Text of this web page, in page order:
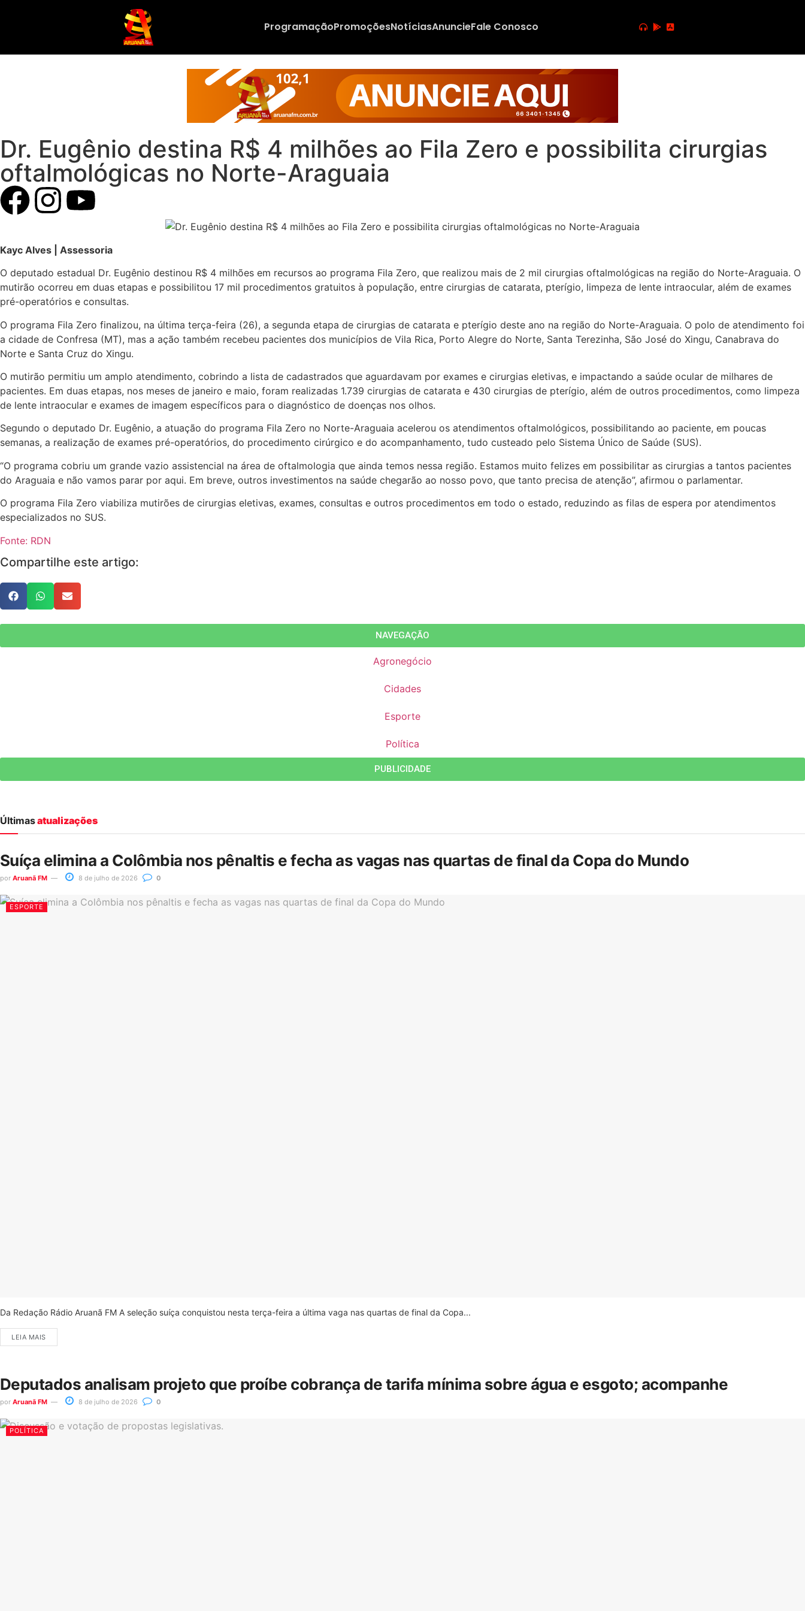
ProgramaçãoPromoçõesNotíciasAnuncieFale Conosco
Dr. Eugênio destina R$ 4 milhões ao Fila Zero e possibilita cirurgias
oftalmológicas no Norte-Araguaia
Kayc Alves | Assessoria
O deputado estadual Dr. Eugênio destinou R$ 4 milhões em recursos ao programa Fila Zero, que realizou mais de 2 mil cirurgias oftalmológicas na região do Norte-Araguaia. O
mutirão ocorreu em duas etapas e possibilitou 17 mil procedimentos gratuitos à população, entre cirurgias de catarata, pterígio, limpeza de lente intraocular, além de exames
pré-operatórios e consultas.
O programa Fila Zero finalizou, na última terça-feira (26), a segunda etapa de cirurgias de catarata e pterígio deste ano na região do Norte-Araguaia. O polo de atendimento foi
a cidade de Confresa (MT), mas a ação também recebeu pacientes dos municípios de Vila Rica, Porto Alegre do Norte, Santa Terezinha, São José do Xingu, Canabrava do
Norte e Santa Cruz do Xingu.
O mutirão permitiu um amplo atendimento, cobrindo a lista de cadastrados que aguardavam por exames e cirurgias eletivas, e impactando a saúde ocular de milhares de
pacientes. Em duas etapas, nos meses de janeiro e maio, foram realizadas 1.739 cirurgias de catarata e 430 cirurgias de pterígio, além de outros procedimentos, como limpeza
de lente intraocular e exames de imagem específicos para o diagnóstico de doenças nos olhos.
Segundo o deputado Dr. Eugênio, a atuação do programa Fila Zero no Norte-Araguaia acelerou os atendimentos oftalmológicos, possibilitando ao paciente, em poucas
semanas, a realização de exames pré-operatórios, do procedimento cirúrgico e do acompanhamento, tudo custeado pelo Sistema Único de Saúde (SUS).
“O programa cobriu um grande vazio assistencial na área de oftalmologia que ainda temos nessa região. Estamos muito felizes em possibilitar as cirurgias a tantos pacientes
do Araguaia e não vamos parar por aqui. Em breve, outros investimentos na saúde chegarão ao nosso povo, que tanto precisa de atenção”, afirmou o parlamentar.
O programa Fila Zero viabiliza mutirões de cirurgias eletivas, exames, consultas e outros procedimentos em todo o estado, reduzindo as filas de espera por atendimentos
especializados no SUS.
Fonte: RDN
Compartilhe este artigo:
NAVEGAÇÃO
Agronegócio
Cidades
Esporte
Política
PUBLICIDADE
Últimasatualizações
Suíça elimina a Colômbia nos pênaltis e fecha as vagas nas quartas de final da Copa do Mundo
por Aruanã FM 8 de julho de 2026 0
ESPORTE
Da Redação Rádio Aruanã FM A seleção suíça conquistou nesta terça-feira a última vaga nas quartas de final da Copa...
LEIA MAIS
Deputados analisam projeto que proíbe cobrança de tarifa mínima sobre água e esgoto; acompanhe
por Aruanã FM 8 de julho de 2026 0
POLÍTICA